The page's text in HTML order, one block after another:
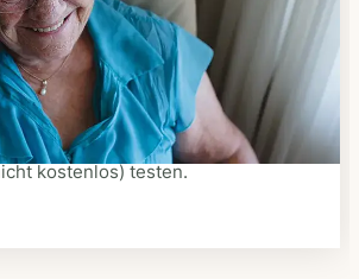
aus dem Speiseplan Ihres Anbieters
Bestellen Sie telefonisch,
Online-Shop Ihres Anbieters.
Ihnen das bestellte Essen zum
nach Hause. Bei vielen
Sie Essen auf Rädern auch
kostenlos) testen.